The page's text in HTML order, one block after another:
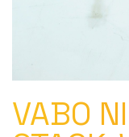
VABO